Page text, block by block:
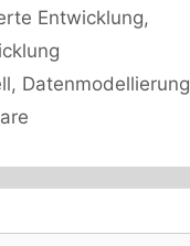
Entwicklung,
, Datenmodellierung